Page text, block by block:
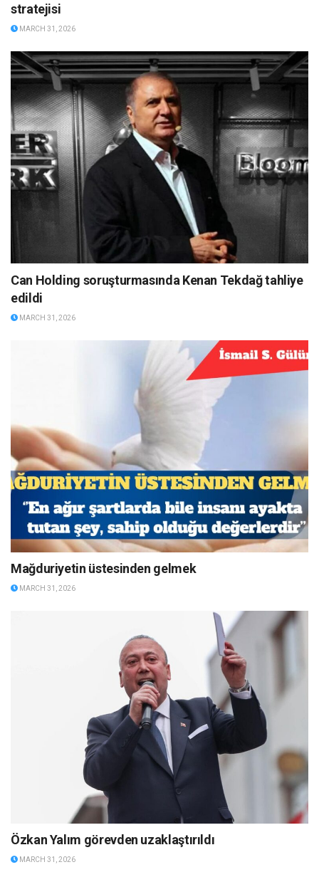
stratejisi
MARCH 31, 2026
Can Holding soruşturmasında Kenan Tekdağ tahliye
edildi
MARCH 31, 2026
Mağduriyetin üstesinden gelmek
MARCH 31, 2026
Özkan Yalım görevden uzaklaştırıldı
MARCH 31, 2026